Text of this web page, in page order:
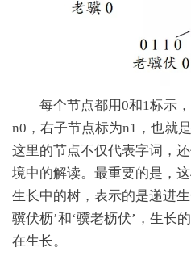
每个节点都用0和1标示，
n0，右子节点标为n1，也就
这里的节点不仅代表字词，
境中的解读。最重要的是，
生长中的树，表示的是递进
骥伏枥’和‘骥老枥伏’，生长
在生长。